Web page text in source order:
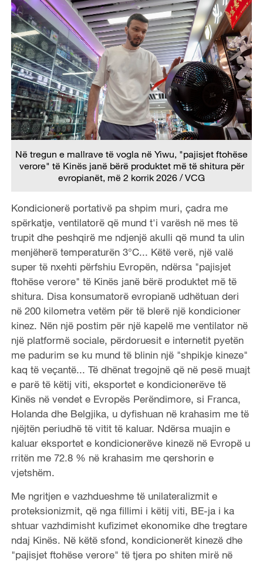
Në tregun e mallrave të vogla në Yiwu, "pajisjet ftohëse
verore" të Kinës janë bërë produktet më të shitura për
evropianët, më 2 korrik 2026 / VCG
Kondicionerë portativë pa shpim muri, çadra me
spërkatje, ventilatorë që mund t'i varësh në mes të
trupit dhe peshqirë me ndjenjë akulli që mund ta ulin
menjëherë temperaturën 3°C... Këtë verë, një valë
super të nxehti përfshiu Evropën, ndërsa "pajisjet
ftohëse verore" të Kinës janë bërë produktet më të
shitura. Disa konsumatorë evropianë udhëtuan deri
në 200 kilometra vetëm për të blerë një kondicioner
kinez. Nën një postim për një kapelë me ventilator në
një platformë sociale, përdoruesit e internetit pyetën
me padurim se ku mund të blinin një "shpikje kineze"
kaq të veçantë... Të dhënat tregojnë që në pesë muajt
e parë të këtij viti, eksportet e kondicionerëve të
Kinës në vendet e Evropës Perëndimore, si Franca,
Holanda dhe Belgjika, u dyfishuan në krahasim me të
njëjtën periudhë të vitit të kaluar. Ndërsa muajin e
kaluar eksportet e kondicionerëve kinezë në Evropë u
rritën me 72.8 % në krahasim me qershorin e
vjetshëm.
Me ngritjen e vazhdueshme të unilateralizmit e
proteksionizmit, që nga fillimi i këtij viti, BE-ja i ka
shtuar vazhdimisht kufizimet ekonomike dhe tregtare
ndaj Kinës. Në këtë sfond, kondicionerët kinezë dhe
"pajisjet ftohëse verore" të tjera po shiten mirë në